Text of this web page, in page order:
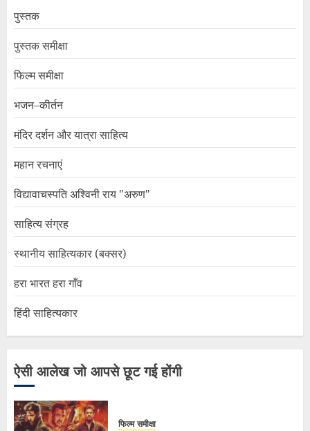
पुस्तक
पुस्तक समीक्षा
फिल्म समीक्षा
भजन–कीर्तन
मंदिर दर्शन और यात्रा साहित्य
महान रचनाएं
विद्यावाचस्पति अश्विनी राय "अरुण"
साहित्य संग्रह
स्थानीय साहित्यकार (बक्सर)
हरा भारत हरा गाँव
हिंदी साहित्यकार
ऐसी आलेख जो आपसे छूट गई होंगी
फिल्म समीक्षा